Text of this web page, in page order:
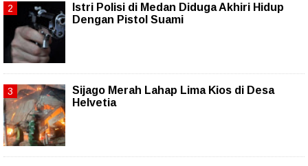
Istri Polisi di Medan Diduga Akhiri Hidup
Dengan Pistol Suami
Sijago Merah Lahap Lima Kios di Desa
Helvetia